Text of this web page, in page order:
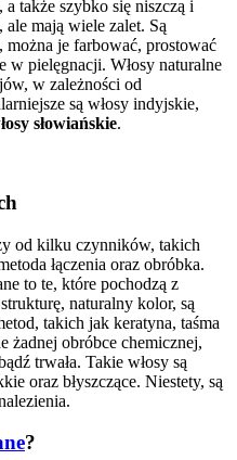
także szybko się niszczą i
ale mają wiele zalet. Są
można je farbować, prostować
w pielęgnacji. Włosy naturalne
w zależności od
są włosy indyjskie,
słowiańskie.
od kilku czynników, takich
łączenia oraz obróbka.
to te, które pochodzą z
naturalny kolor, są
takich jak keratyna, taśma
żadnej obróbce chemicznej,
trwała. Takie włosy są
oraz błyszczące. Niestety, są
?